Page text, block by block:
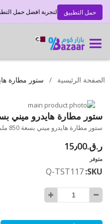
حمل التطبيق لتجربة افضل حمل
الصفحة الرئيسية ستور مطارة
انتقل
إلى
النهاية
معرض
الصور
تخطي
إلى
بداية
معرض
الصور
ستور مطارة هايدرو ميني بسعة
ستور مطارة هايدرو ميني بسعة 850 ملم متاحة للشراء بزيادة بالمقدار 1
ر.ق.‏15٫00
متوفر
SKU
Q-TST117